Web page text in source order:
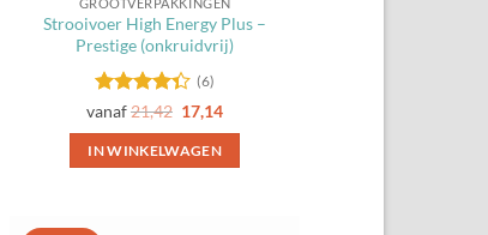
Strooivoer High Energy Plus –
Prestige (onkruidvrij)
Gewaardeerd
(6)
vanaf21,42 17,14
IN WINKELWAGEN